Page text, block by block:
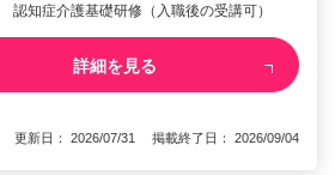
知症介護基礎研修（入職後の受講可）
詳細を見る
更新日： 2026/07/31 掲載終了日： 2026/09/04